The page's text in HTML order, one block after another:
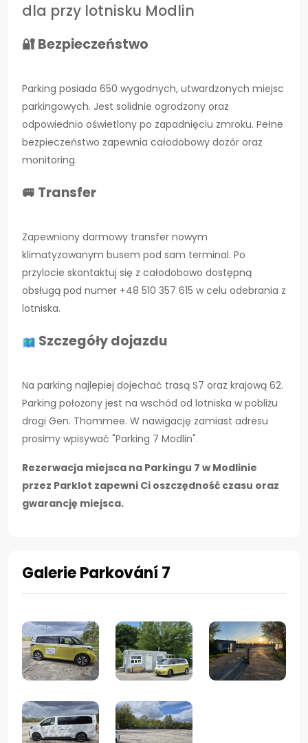
dla przy lotnisku Modlin
🔐 Bezpieczeństwo
Parking posiada 650 wygodnych, utwardzonych miejsc
parkingowych. Jest solidnie ogrodzony oraz
odpowiednio oświetlony po zapadnięciu zmroku. Pełne
bezpieczeństwo zapewnia całodobowy dozór oraz
monitoring.
🚐 Transfer
Zapewniony darmowy transfer nowym
klimatyzowanym busem pod sam terminal. Po
przylocie skontaktuj się z całodobowo dostępną
obsługą pod numer +48 510 357 615 w celu odebrania z
lotniska.
Szczegóły dojazdu
Na parking najlepiej dojechać trasą S7 oraz krajową 62.
Parking położony jest na wschód od lotniska w pobliżu
drogi Gen. Thommee. W nawigację zamiast adresu
prosimy wpisywać "Parking 7 Modlin".
Rezerwacja miejsca na Parkingu 7 w Modlinie
przez Parklot zapewni Ci oszczędność czasu oraz
gwarancję miejsca.
Galerie Parkování 7